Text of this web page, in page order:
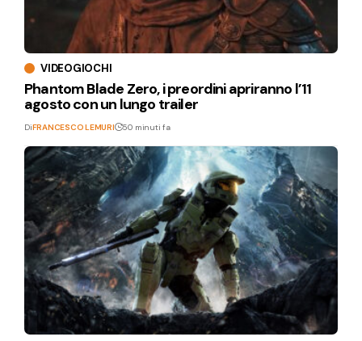
VIDEOGIOCHI
Phantom Blade Zero, i preordini apriranno l’11
agosto con un lungo trailer
DiFRANCESCO LEMURI 50 minuti fa